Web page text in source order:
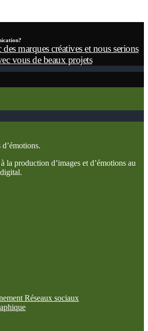
marques créatives et nous serions
vous de beaux projets
la production d’images et d’émotions au
Réseaux sociaux